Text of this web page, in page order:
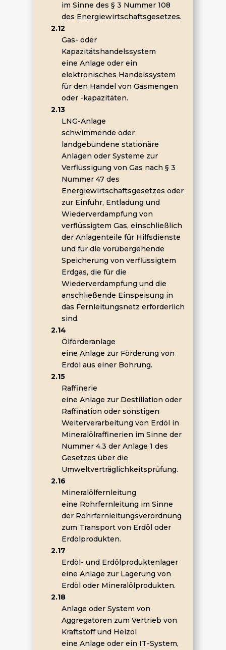
im Sinne des § 3 Nummer 108
des Energiewirtschaftsgesetzes.
2.12
Gas- oder
Kapazitätshandelssystem
eine Anlage oder ein
elektronisches Handelssystem
für den Handel von Gasmengen
oder -kapazitäten.
2.13
LNG-Anlage
schwimmende oder
landgebundene stationäre
Anlagen oder Systeme zur
Verflüssigung von Gas nach § 3
Nummer 47 des
Energiewirtschaftsgesetzes oder
zur Einfuhr, Entladung und
Wiederverdampfung von
verflüssigtem Gas, einschließlich
der Anlagenteile für Hilfsdienste
und für die vorübergehende
Speicherung von verflüssigtem
Erdgas, die für die
Wiederverdampfung und die
anschließende Einspeisung in
das Fernleitungsnetz erforderlich
sind.
2.14
Ölförderanlage
eine Anlage zur Förderung von
Erdöl aus einer Bohrung.
2.15
Raffinerie
eine Anlage zur Destillation oder
Raffination oder sonstigen
Weiterverarbeitung von Erdöl in
Mineralölraffinerien im Sinne der
Nummer 4.3 der Anlage 1 des
Gesetzes über die
Umweltverträglichkeitsprüfung.
2.16
Mineralölfernleitung
eine Rohrfernleitung im Sinne
der Rohrfernleitungsverordnung
zum Transport von Erdöl oder
Erdölprodukten.
2.17
Erdöl- und Erdölproduktenlager
eine Anlage zur Lagerung von
Erdöl oder Mineralölprodukten.
2.18
Anlage oder System von
Aggregatoren zum Vertrieb von
Kraftstoff und Heizöl
eine Anlage oder ein IT-System,